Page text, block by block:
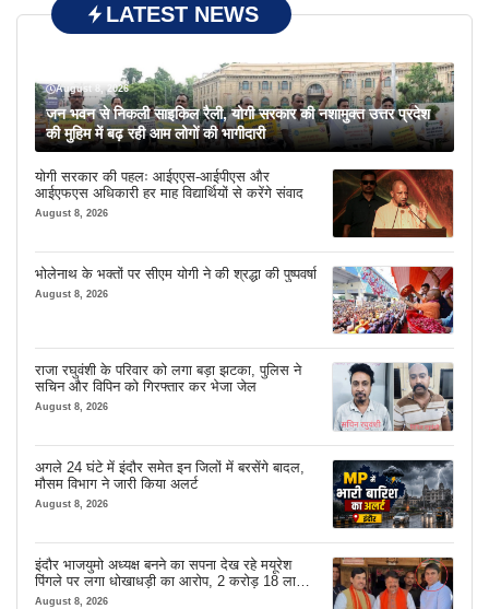
LATEST NEWS
August 8, 2026
जन भवन से निकली साइकिल रैली, योगी सरकार की नशामुक्त उत्तर प्रदेश
की मुहिम में बढ़ रही आम लोगों की भागीदारी
योगी सरकार की पहलः आईएएस-आईपीएस और
आईएफएस अधिकारी हर माह विद्यार्थियों से करेंगे संवाद
August 8, 2026
भोलेनाथ के भक्तों पर सीएम योगी ने की श्रद्धा की पुष्पवर्षा
August 8, 2026
राजा रघुवंशी के परिवार को लगा बड़ा झटका, पुलिस ने
सचिन और विपिन को गिरफ्तार कर भेजा जेल
August 8, 2026
अगले 24 घंटे में इंदौर समेत इन जिलों में बरसेंगे बादल,
मौसम विभाग ने जारी किया अलर्ट
August 8, 2026
इंदौर भाजयुमो अध्यक्ष बनने का सपना देख रहे मयूरेश
पिंगले पर लगा धोखाधड़ी का आरोप, 2 करोड़ 18 लाख
लेने के बाद भी नहीं दिया जमीन का कब्जा
August 8, 2026